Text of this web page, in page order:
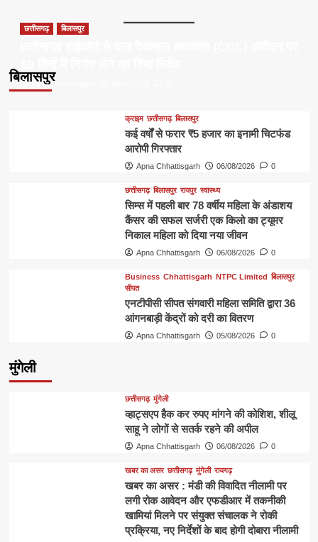
बिलासपुर
छत्तीसगढ़ बिलासपुर
Apna Chhattisgarh
क्राइम छत्तीसगढ़ बिलासपुर
कई वर्षों से फरार ₹5 हजार का इनामी चिटफंड
आरोपी गिरफ्तार
Apna Chhattisgarh 06/08/2026 0
छत्तीसगढ़ बिलासपुर रायपुर स्वास्थ्य
सिम्स में पहली बार 78 वर्षीय महिला के अंडाशय
कैंसर की सफल सर्जरी एक किलो का ट्यूमर
निकाल महिला को दिया नया जीवन
Apna Chhattisgarh 06/08/2026 0
Business Chhattisgarh NTPC Limited बिलासपुर
सीपत
एनटीपीसी सीपत संगवारी महिला समिति द्वारा 36
आंगनबाड़ी केंद्रों को दरी का वितरण
Apna Chhattisgarh 05/08/2026 0
मुंगेली
छत्तीसगढ़ मुंगेली
व्हाट्सएप हैक कर रुपए मांगने की कोशिश, शीलू
साहू ने लोगों से सतर्क रहने की अपील
Apna Chhattisgarh 06/08/2026 0
खबर का असर छत्तीसगढ़ मुंगेली रायगढ़
खबर का असर : मंडी की विवादित नीलामी पर
लगी रोक आवेदन और एफडीआर में तकनीकी
खामियां मिलने पर संयुक्त संचालक ने रोकी
प्रक्रिया, नए निर्देशों के बाद होगी दोबारा नीलामी